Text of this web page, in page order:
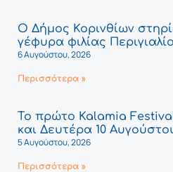
Ο Δήμος Κορινθίων
γέφυρα φιλίας
6 Αυγούστου, 2026
Περισσότερα »
Το πρώτο Kalamia
και Δευτέρα 10
5 Αυγούστου, 2026
Περισσότερα »